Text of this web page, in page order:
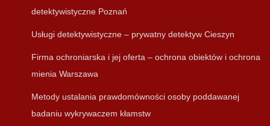
detektywistyczne Poznań
Usługi detektywistyczne – prywatny detektyw Cieszyn
Firma ochroniarska i jej oferta – ochrona obiektów i ochrona
mienia Warszawa
Metody ustalania prawdomówności osoby poddawanej
badaniu wykrywaczem kłamstw